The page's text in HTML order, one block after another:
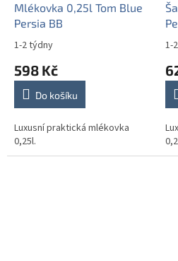
Mlékovka 0,25l Tom Blue
Persia BB
1-2 týdny
598 Kč
Do košíku
Luxusní praktická mlékovka
0,25l.
1-